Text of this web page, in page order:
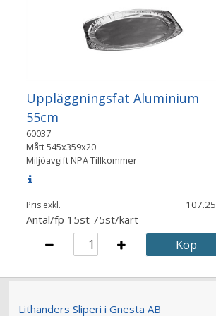
Uppläggningsfat Aluminium
55cm
60037
Mått545x359x20
Miljöavgift NPA Tillkommer
Pris exkl. 107.25
Antal/fp 15st 75st/kart
Köp
Lithanders Sliperi i Gnesta AB